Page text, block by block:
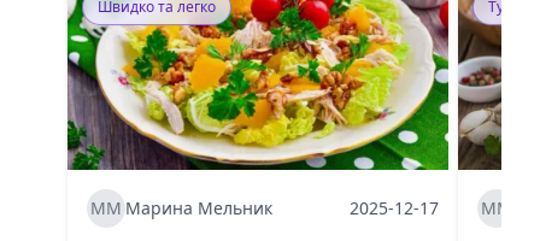
Швидко та легко
ММ Марина Мельник 2025-12-17 ММ